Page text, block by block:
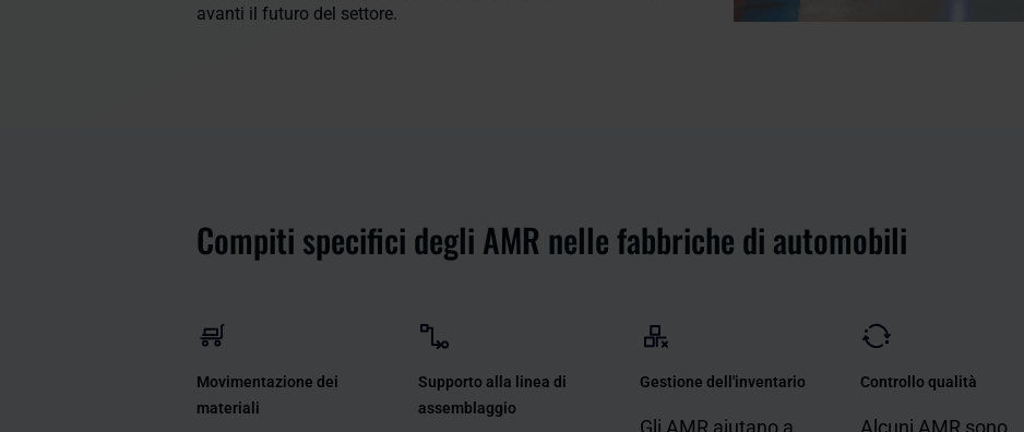
avanti il futuro del settore.
Compiti specifici degli AMR nelle fabbriche di automobili
Movimentazione dei
materiali
Supporto alla linea di
assemblaggio
Gestione dell'inventario
Gli AMR aiutano a
Controllo qualità
Alcuni AMR sono